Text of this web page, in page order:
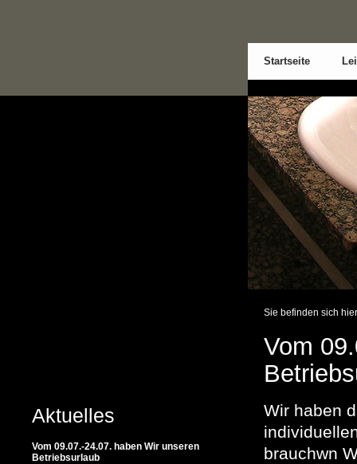
Startseite
Aktuelles
Vom 09.07.-24.07. haben Wir unseren
Betriebsurlaub
Sie befinden sich
Vom
Wir haben
brauchwn